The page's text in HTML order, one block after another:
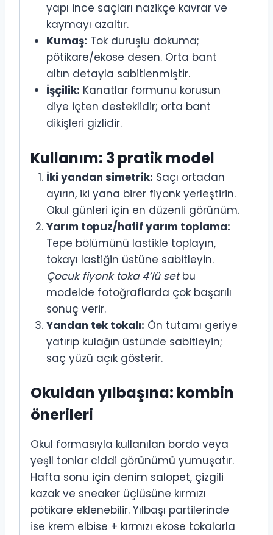
yapı ince saçları nazikçe kavrar ve
kaymayı azaltır.
Kumaş: Tok duruşlu dokuma;
pötikare/ekose desen. Orta bant
altın detayla sabitlenmiştir.
İşçilik: Kanatlar formunu korusun
diye içten desteklidir; orta bant
dikişleri gizlidir.
Kullanım: 3 pratik model
İki yandan simetrik: Saçı ortadan
ayırın, iki yana birer fiyonk yerleştirin.
Okul günleri için en düzenli görünüm.
Yarım topuz/hafif yarım toplama:
Tepe bölümünü lastikle toplayın,
tokayı lastiğin üstüne sabitleyin.
Çocuk fiyonk toka 4’lü setbu
modelde fotoğraflarda çok başarılı
sonuç verir.
Yandan tek tokalı: Ön tutamı geriye
yatırıp kulağın üstünde sabitleyin;
saç yüzü açık gösterir.
Okuldan yılbaşına: kombin
önerileri
Okul formasıyla kullanılan bordo veya
yeşil tonlar ciddi görünümü yumuşatır.
Hafta sonu için denim salopet, çizgili
kazak ve sneaker üçlüsüne kırmızı
pötikare eklenebilir. Yılbaşı partilerinde
ise krem elbise + kırmızı ekose tokalarla